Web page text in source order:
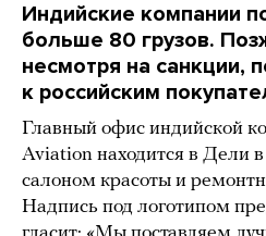
Индийские компании
больше 80 грузов.
несмотря на санкции,
к российским
Главный офис индийской
Aviation находится в Дели
салоном красоты и
Надпись под логотипом